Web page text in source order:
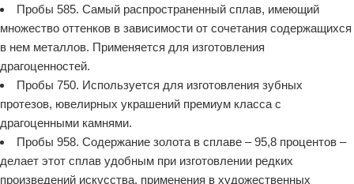
Пробы 585. Самый распространенный сплав, имеющий
множество оттенков в зависимости от сочетания содержащихся
в нем металлов. Применяется для изготовления
драгоценностей.
Пробы 750. Используется для изготовления зубных
протезов, ювелирных украшений премиум класса с
драгоценными камнями.
Пробы 958. Содержание золота в сплаве – 95,8 процентов –
делает этот сплав удобным при изготовлении редких
произведений искусства, применения в художественных